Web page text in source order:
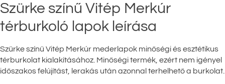
Szürke színű Vitép Merkúr
térburkoló lapok leírása
Szürke színű Vitép Merkúr mederlapok minőségi és esztétikus
térburkolat kialakításához. Minőségi termék, ezért nem igényel
időszakos felújítást, lerakás után azonnal terhelhető a burkolat.